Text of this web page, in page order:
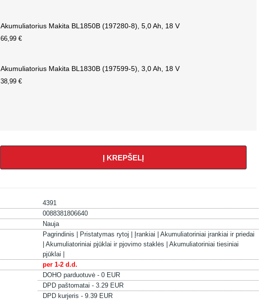
Akumuliatorius Makita BL1850B (197280-8), 5,0 Ah, 18 V
66,99 €
Akumuliatorius Makita BL1830B (197599-5), 3,0 Ah, 18 V
38,99 €
Į KREPŠELĮ
4391
0088381806640
Nauja
Pagrindinis | Pristatymas rytoj | Įrankiai | Akumuliatoriniai įrankiai ir priedai
Akumuliatoriniai pjūklai ir pjovimo staklės | Akumuliatoriniai tiesiniai
pjūklai |
per 1-2 d.d.
DOHO parduotuvė - 0 EUR
DPD paštomatai - 3.29 EUR
DPD kurjeris - 9.39 EUR